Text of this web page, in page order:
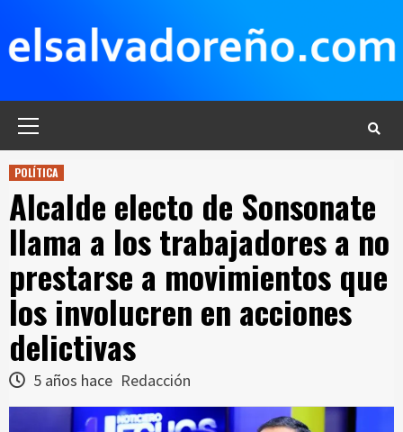
contenido
POLÍTICA
Alcalde electo de Sonsonate
llama a los trabajadores a no
prestarse a movimientos que
los involucren en acciones
delictivas
5 años hace Redacción